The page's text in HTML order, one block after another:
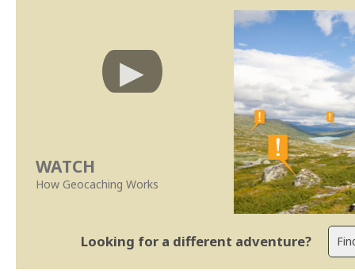
WATCH
How Geocaching Works
Looking for a different adventure?